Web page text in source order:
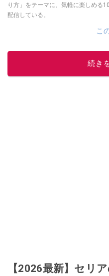
り方」をテーマに、気軽に楽しめる
配信している。
こ
続き
【2026最新】セリ